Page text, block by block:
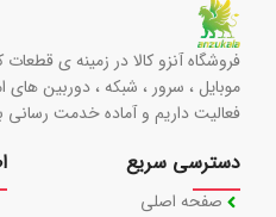
فروشگاه آنزو کالا در زمینه ی
موبایل ، سرور ، شبکه ، دوربین های
فعالیت داریم و آماده خدمت
دسترسی سریع
صفحه اصلی